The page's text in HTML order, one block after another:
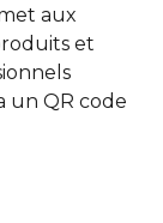
aux
et
un QR code